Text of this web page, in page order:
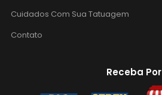
Cuidados Com Sua Tatuagem
Contato
Receba Por